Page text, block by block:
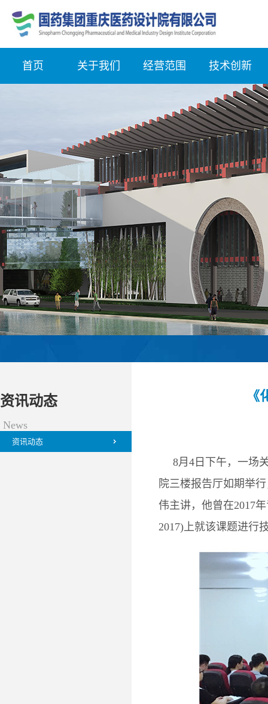
首页 关于我们 经营范围 技术创新
资讯动态
News
资讯动态
8月4日下午，一场
院三楼报告厅如期举
伟主讲，他曾在2017
2017)上就该课题进行